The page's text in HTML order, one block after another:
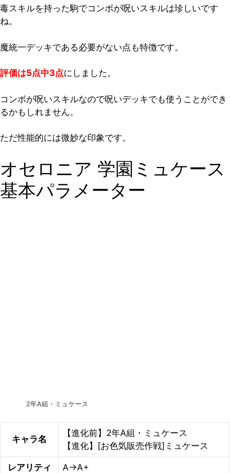
毒スキルを持った駒でコンボが呪いスキルは珍しいです
ね。
魔統一デッキである必要がない点も特徴です。
評価は5点中3点にしました。
コンボが呪いスキルなので呪いデッキでも使うことができ
るかもしれません。
ただ性能的には微妙な印象です。
オセロニア 学園ミュケース
基本パラメーター
2年A組・ミュケース
キャラ名
【進化前】2年A組・ミュケース
【進化】[お色気販売作戦]ミュケース
レアリティ A→A+